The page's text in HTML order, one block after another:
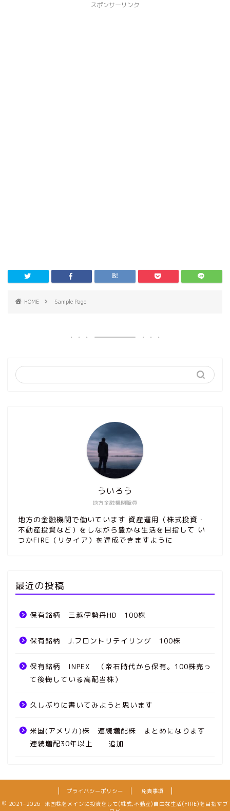
スポンサーリンク
HOME Sample Page
地方金融機関職員
ういろう
地方の金融機関で働いています 資産運用（株式投資・
不動産投資など）をしながら豊かな生活を目指して い
つかFIRE（リタイア）を達成できますように
最近の投稿
保有銘柄 三越伊勢丹HD 100株
保有銘柄 J.フロントリテイリング 100株
保有銘柄 INPEX （帝石時代から保有。100株売っ
て後悔している高配当株）
久しぶりに書いてみようと思います
米国(アメリカ)株 連続増配株 まとめになります
連続増配30年以上 追加
プライバシーポリシー
免責事項
2021–2026 米国株をメインに投資をして(株式,不動産)自由な生活(FIRE)を目指すブ